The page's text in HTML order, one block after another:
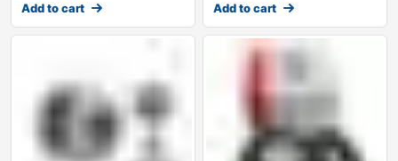
Add to cart Add to cart